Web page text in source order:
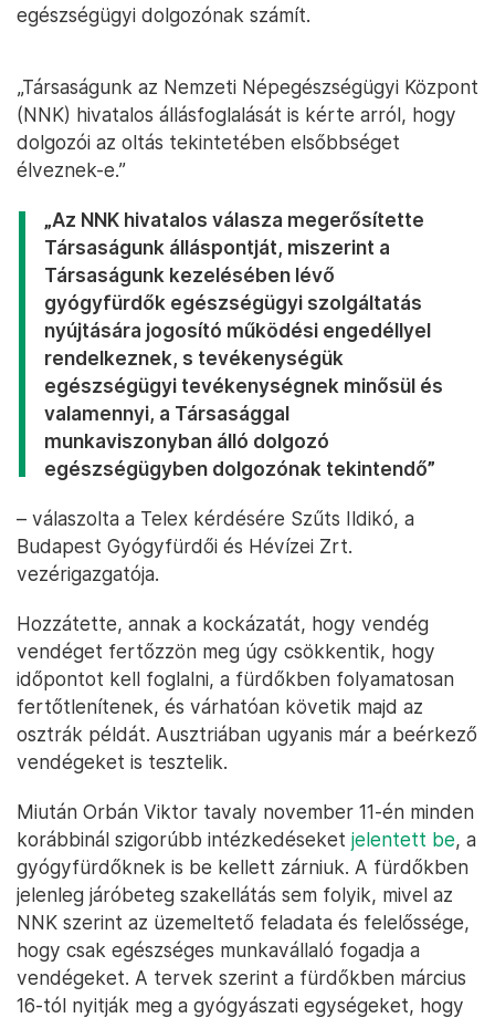
egészségügyi dolgozónak számít.
„Társaságunk az Nemzeti Népegészségügyi Központ
(NNK) hivatalos állásfoglalását is kérte arról, hogy
dolgozói az oltás tekintetében elsőbbséget
élveznek-e.”
„Az NNK hivatalos válasza megerősítette
Társaságunk álláspontját, miszerint a
Társaságunk kezelésében lévő
gyógyfürdők egészségügyi szolgáltatás
nyújtására jogosító működési engedéllyel
rendelkeznek, s tevékenységük
egészségügyi tevékenységnek minősül és
valamennyi, a Társasággal
munkaviszonyban álló dolgozó
egészségügyben dolgozónak tekintendő”
– válaszolta a Telex kérdésére Szűts Ildikó, a
Budapest Gyógyfürdői és Hévízei Zrt.
vezérigazgatója.
Hozzátette, annak a kockázatát, hogy vendég
vendéget fertőzzön meg úgy csökkentik, hogy
időpontot kell foglalni, a fürdőkben folyamatosan
fertőtlenítenek, és várhatóan követik majd az
osztrák példát. Ausztriában ugyanis már a beérkező
vendégeket is tesztelik.
Miután Orbán Viktor tavaly november 11-én minden
korábbinál szigorúbb intézkedéseket jelentett be, a
gyógyfürdőknek is be kellett zárniuk. A fürdőkben
jelenleg járóbeteg szakellátás sem folyik, mivel az
NNK szerint az üzemeltető feladata és felelőssége,
hogy csak egészséges munkavállaló fogadja a
vendégeket. A tervek szerint a fürdőkben március
16-tól nyitják meg a gyógyászati egységeket, hogy